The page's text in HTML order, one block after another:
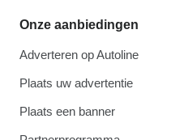
Onze aanbiedingen
Adverteren op Autoline
Plaats uw advertentie
Plaats een banner